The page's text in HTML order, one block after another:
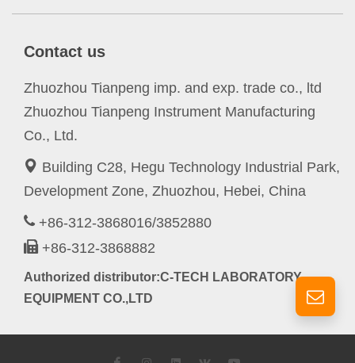
Contact us
Zhuozhou Tianpeng imp. and exp. trade co., ltd
Zhuozhou Tianpeng Instrument Manufacturing
Co., Ltd.
Building C28, Hegu Technology Industrial Park,
Development Zone, Zhuozhou, Hebei, China
+86-312-3868016/3852880
+86-312-3868882
Authorized distributor:C-TECH LABORATORY
EQUIPMENT CO.,LTD